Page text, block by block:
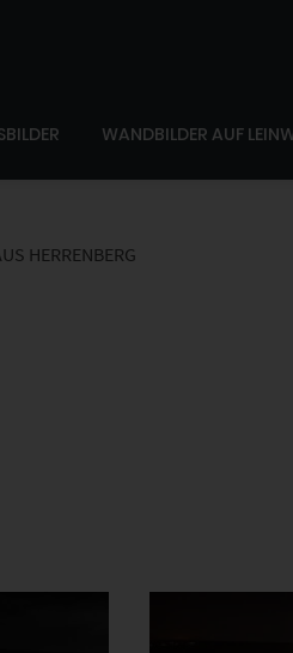
WANDBILDER AUF
HERRENBERG